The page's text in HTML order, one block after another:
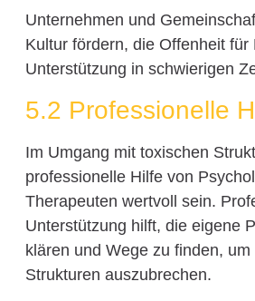
Unternehmen und
Kultur fördern, die Offenheit für
Unterstützung in schwierigen
5.2 Professionelle
Im Umgang mit toxischen
professionelle Hilfe von
Therapeuten wertvoll sein.
Unterstützung hilft, die eigene
klären und Wege zu finden,
Strukturen auszubrechen.